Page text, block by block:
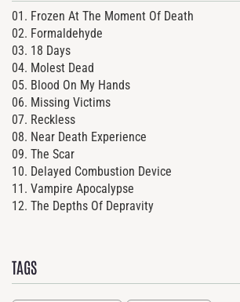
01. Frozen At The Moment Of Death
02. Formaldehyde
03. 18 Days
04. Molest Dead
05. Blood On My Hands
06. Missing Victims
07. Reckless
08. Near Death Experience
09. The Scar
10. Delayed Combustion Device
11. Vampire Apocalypse
12. The Depths Of Depravity
TAGS